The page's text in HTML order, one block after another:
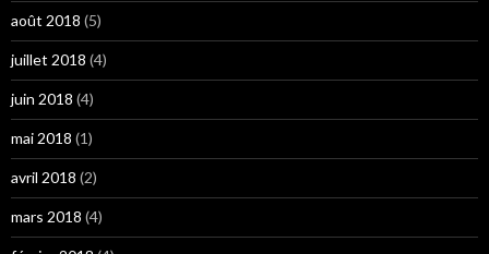
août 2018 (5)
juillet 2018 (4)
juin 2018 (4)
mai 2018 (1)
avril 2018 (2)
mars 2018 (4)